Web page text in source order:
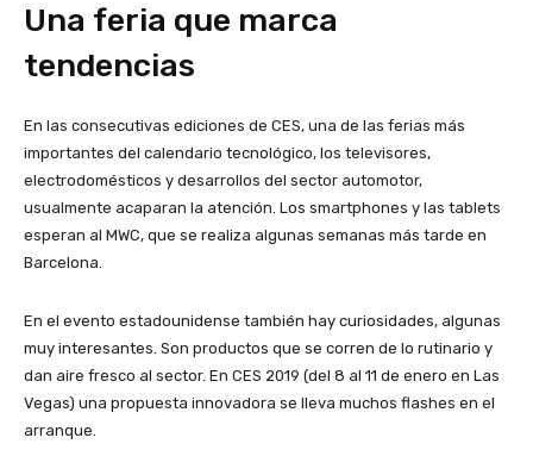
Una feria que marca
tendencias
En las consecutivas ediciones de CES, una de las ferias más
importantes del calendario tecnológico, los televisores,
electrodomésticos y desarrollos del sector automotor,
usualmente acaparan la atención. Los smartphones y las tablets
esperan al MWC, que se realiza algunas semanas más tarde en
Barcelona.
En el evento estadounidense también hay curiosidades, algunas
muy interesantes. Son productos que se corren de lo rutinario y
dan aire fresco al sector. En CES 2019 (del 8 al 11 de enero en Las
Vegas) una propuesta innovadora se lleva muchos flashes en el
arranque.